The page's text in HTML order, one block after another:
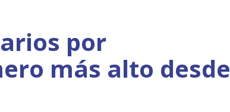
por
más alto desde